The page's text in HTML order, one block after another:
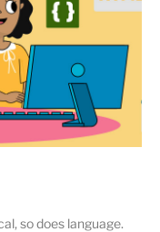
so does language.